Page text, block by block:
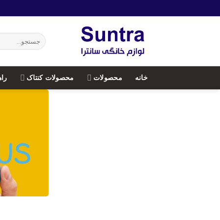
to
جستجو
برای:
خانه محصولات محصولات کنتاک